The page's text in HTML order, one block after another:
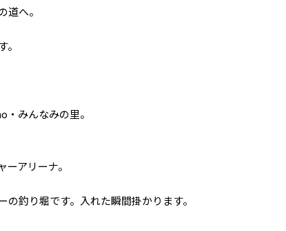
へ。
みんなみの里。
アリーナ。
釣り堀です。入れた瞬間掛かります。